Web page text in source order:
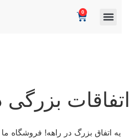
بزرگی
یه اتفاق بزرگ در راهه! فروشگاه